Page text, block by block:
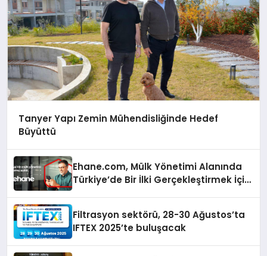
Tanyer Yapı Zemin Mühendisliğinde Hedef
Büyüttü
Ehane.com, Mülk Yönetimi Alanında
Türkiye’de Bir İlki Gerçekleştirmek İçin
Filtrasyon sektörü, 28-30 Ağustos’ta
IFTEX 2025’te buluşacak